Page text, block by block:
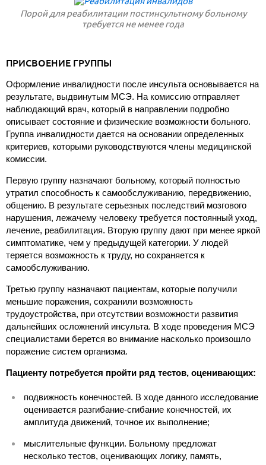
Порой для реабилитации постинсультному больному
требуется не менее года
ПРИСВОЕНИЕ ГРУППЫ
Оформление инвалидности после инсульта основывается на
результате, выдвинутым МСЭ. На комиссию отправляет
наблюдающий врач, который в направлении подробно
описывает состояние и физические возможности больного.
Группа инвалидности дается на основании определенных
критериев, которыми руководствуются члены медицинской
комиссии.
Первую группу назначают больному, который полностью
утратил способность к самообслуживанию, передвижению,
общению. В результате серьезных последствий мозгового
нарушения, лежачему человеку требуется постоянный уход,
лечение, реабилитация. Вторую группу дают при менее яркой
симптоматике, чем у предыдущей категории. У людей
теряется возможность к труду, но сохраняется к
самообслуживанию.
Третью группу назначают пациентам, которые получили
меньшие поражения, сохранили возможность
трудоустройства, при отсутствии возможности развития
дальнейших осложнений инсульта. В ходе проведения МСЭ
специалистами берется во внимание насколько произошло
поражение систем организма.
Пациенту потребуется пройти ряд тестов, оценивающих:
подвижность конечностей. В ходе данного исследование
оценивается разгибание-сгибание конечностей, их
амплитуда движений, точное их выполнение;
мыслительные функции. Больному предложат
несколько тестов, оценивающих логику, память,